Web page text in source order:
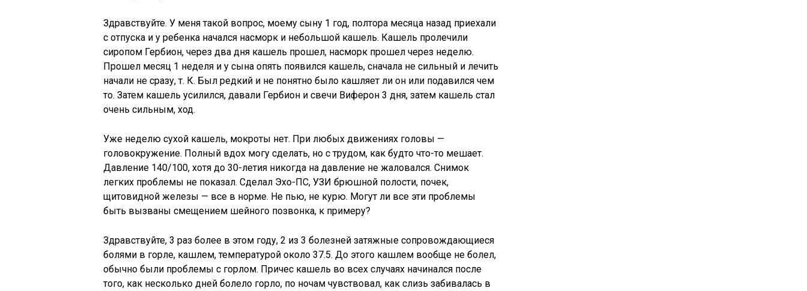
Здравствуйте. У меня такой вопрос, моему сыну 1 год, полтора месяца назад приехали
с отпуска и у ребенка начался насморк и небольшой кашель. Кашель пролечили
сиропом Гербион, через два дня кашель прошел, насморк прошел через неделю.
Прошел месяц 1 неделя и у сына опять появился кашель, сначала не сильный и лечить
начали не сразу, т. К. Был редкий и не понятно было кашляет ли он или подавился чем
то. Затем кашель усилился, давали Гербион и свечи Виферон 3 дня, затем кашель стал
очень сильным, ход.
Уже неделю сухой кашель, мокроты нет. При любых движениях головы —
головокружение. Полный вдох могу сделать, но с трудом, как будто что-то мешает.
Давление 140/100, хотя до 30-летия никогда на давление не жаловался. Снимок
легких проблемы не показал. Сделал Эхо-ПС, УЗИ брюшной полости, почек,
щитовидной железы — все в норме. Не пью, не курю. Могут ли все эти проблемы
быть вызваны смещением шейного позвонка, к примеру?
Здравствуйте, 3 раз более в этом году, 2 из 3 болезней затяжные сопровождающиеся
болями в горле, кашлем, температурой около 37.5. До этого кашлем вообще не болел,
обычно были проблемы с горлом. Причес кашель во всех случаях начинался после
того, как несколько дней болело горло, по ночам чувствовал, как слизь забивалась в